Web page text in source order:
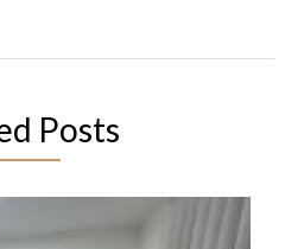
Posts